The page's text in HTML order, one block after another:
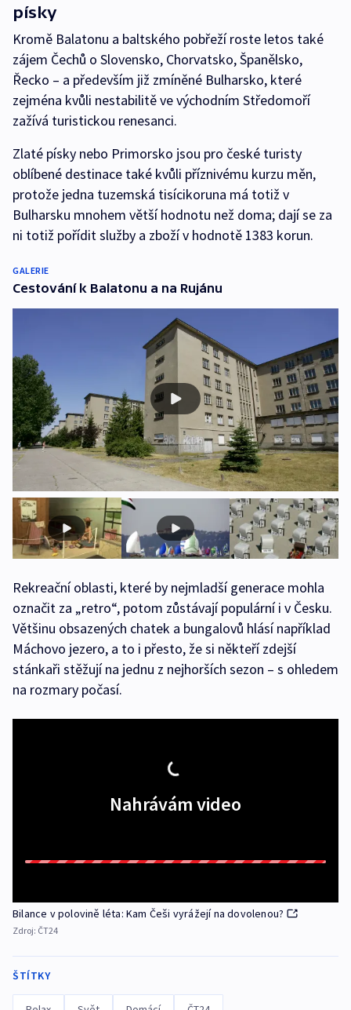
písky
Kromě Balatonu a baltského pobřeží roste letos také
zájem Čechů o Slovensko, Chorvatsko, Španělsko,
Řecko – a především již zmíněné Bulharsko, které
zejména kvůli nestabilitě ve východním Středomoří
zažívá turistickou renesanci.
Zlaté písky nebo Primorsko jsou pro české turisty
oblíbené destinace také kvůli příznivému kurzu měn,
protože jedna tuzemská tisícikoruna má totiž v
Bulharsku mnohem větší hodnotu než doma; dají se za
ni totiž pořídit služby a zboží v hodnotě 1383 korun.
GALERIE
Cestování k Balatonu a na Rujánu
Rekreační oblasti, které by nejmladší generace mohla
označit za „retro“, potom zůstávají populární i v Česku.
Většinu obsazených chatek a bungalovů hlásí například
Máchovo jezero, a to i přesto, že si někteří zdejší
stánkaři stěžují na jednu z nejhorších sezon – s ohledem
na rozmary počasí.
Nahrávám video
Bilance v polovině léta: Kam Češi vyrážejí na dovolenou?
Zdroj: ČT24
ŠTÍTKY